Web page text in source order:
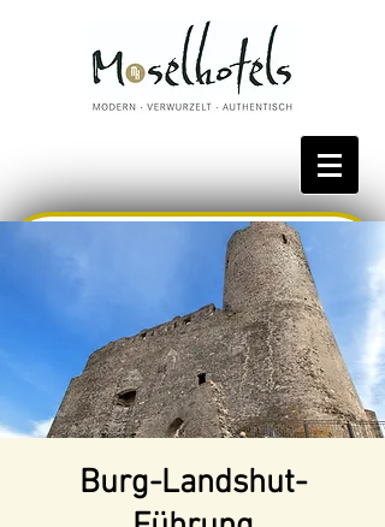
Bestpreis reservieren
Burg-Landshut-